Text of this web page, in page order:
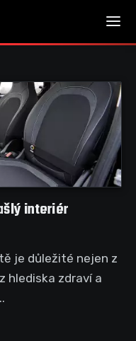
interiér
je důležité nejen z
hlediska zdraví a